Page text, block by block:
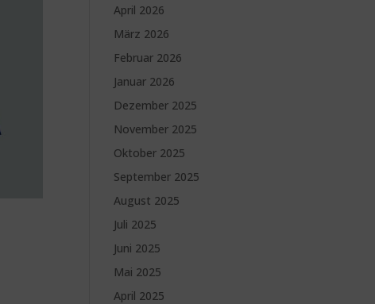
April 2026
März 2026
Februar 2026
Januar 2026
Dezember 2025
November 2025
Oktober 2025
September 2025
August 2025
Juli 2025
Juni 2025
Mai 2025
April 2025